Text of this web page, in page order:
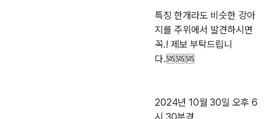
특징 한개라도 비슷한 강아
지를 주위에서 발견하시면
꼭.! 제보 부탁드립니
다.🆘️🆘️🆘️
2024년 10월 30일 오후 6